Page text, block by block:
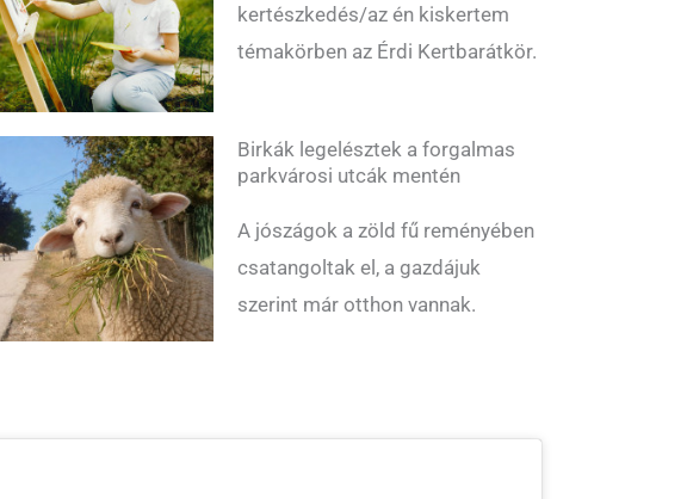
kertészkedés/az én kiskertem
témakörben az Érdi Kertbarátkör.
Birkák legelésztek a forgalmas
parkvárosi utcák mentén
A jószágok a zöld fű reményében
csatangoltak el, a gazdájuk
szerint már otthon vannak.